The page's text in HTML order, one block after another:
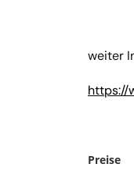
weiter
https://
Preise